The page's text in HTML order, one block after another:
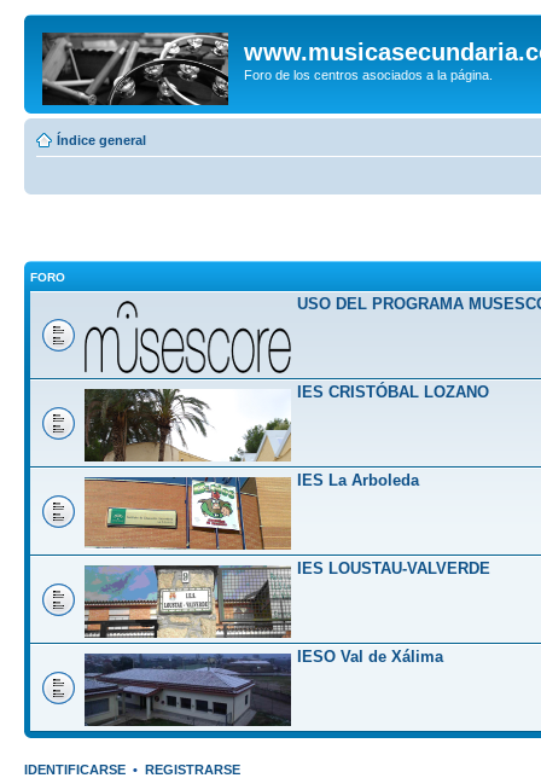
Foro de los centros asociados a la página.
Índice general
FORO
USO DEL PROGRAMA
IES CRISTÓBAL LOZANO
IES La Arboleda
IES LOUSTAU-VALVERDE
IESO Val de Xálima
IDENTIFICARSE • REGISTRARSE